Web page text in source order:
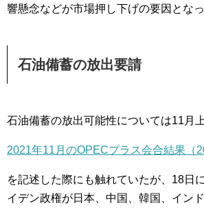
響懸念などが市場押し下げの要因となっ
石油備蓄の放出要請
石油備蓄の放出可能性については11月
2021年11月のOPECプラス会合結果（
を記述した際にも触れていたが、18日
イデン政権が日本、中国、韓国、イン